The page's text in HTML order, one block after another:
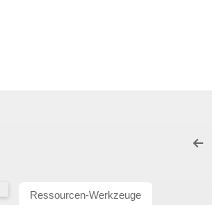
Ressourcen-Werkzeuge